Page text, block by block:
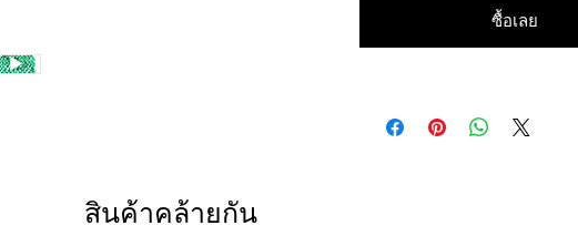
สินค้าคล้ายกัน
ซื้อเลย